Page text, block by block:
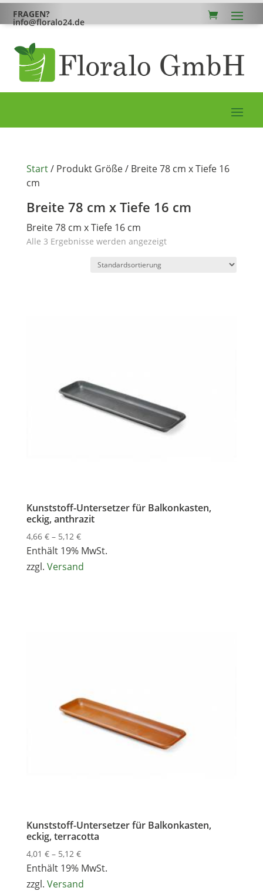
FRAGEN?
info@floralo24.de
Start/ Produkt Größe / Breite 78 cm x Tiefe 16
cm
Breite 78 cm x Tiefe 16 cm
Breite 78 cm x Tiefe 16 cm
Alle 3 Ergebnisse werden angezeigt
Kunststoff-Untersetzer für Balkonkasten,
eckig, anthrazit
4,66 € – 5,12 €Preisspanne:
4,66 €
bis
Enthält 19% MwSt.
zzgl. Versand
Kunststoff-Untersetzer für Balkonkasten,
eckig, terracotta
4,01 € – 5,12 €Preisspanne:
4,01 €
bis
Enthält 19% MwSt.
zzgl. Versand